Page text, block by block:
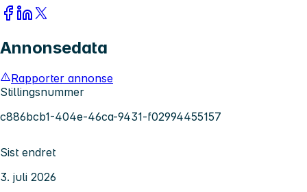
Annonsedata
Rapporter annonse
Stillingsnummer
c886bcb1-404e-46ca-9431-f02994455157
Sist endret
3. juli 2026